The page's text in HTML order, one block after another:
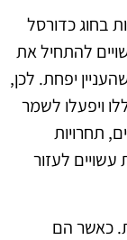
בחוג כדורסל
להתחיל את
יפחת. לכן,
ויפעלו לשמר
תחרויות
עשויים לעזור
כאשר הם